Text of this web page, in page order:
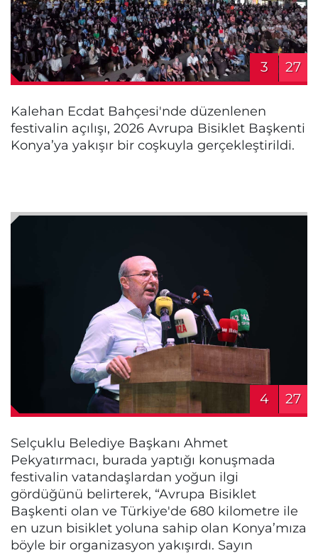
3 27
Kalehan Ecdat Bahçesi'nde düzenlenen
festivalin açılışı, 2026 Avrupa Bisiklet Başkenti
Konya’ya yakışır bir coşkuyla gerçekleştirildi.
4 27
Selçuklu Belediye Başkanı Ahmet
Pekyatırmacı, burada yaptığı konuşmada
festivalin vatandaşlardan yoğun ilgi
gördüğünü belirterek, “Avrupa Bisiklet
Başkenti olan ve Türkiye'de 680 kilometre ile
en uzun bisiklet yoluna sahip olan Konya’mıza
böyle bir organizasyon yakışırdı. Sayın